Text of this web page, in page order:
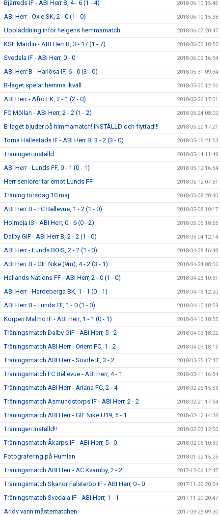
Bjärreds IF - ABI Herr B, 4 - 6 (1 - 4) 2018-06-10 15:46
ABI Herr - Oxie SK, 2 - 0 (1 - 0) 2018-06-10 15:38
Uppladdning inför helgens hemmamatch 2018-06-07 20:47
KSF Mardin - ABI Herr B, 3 - 17 (1 - 7) 2018-06-03 18:52
Svedala IF - ABI Herr, 0 - 0 2018-06-02 16:54
ABI Herr B - Harlösa IF, 6 - 0 (3 - 0) 2018-05-31 09:34
B-laget spelar hemma ikväll 2018-05-30 12:56
ABI Herr - Afro FK, 2 - 1 (2 - 0) 2018-05-26 17:01
FC Möllan - ABI Herr, 2 - 2 (1 - 2) 2018-05-24 08:00
B-laget bjuder på himmamatch! INSTÄLLD och flyttad!!! 2018-05-20 17:21
Torna Hällestads IF - ABI Herr B, 3 - 2 (3 - 0) 2018-05-15 21:53
Träningen inställd. 2018-05-14 11:49
ABI Herr - Lunds FF, 0 - 1 (0 - 1) 2018-05-12 16:54
Herr seniorer tar emot Lunds FF 2018-05-12 07:51
Träning torsdag 10 maj 2018-05-08 20:40
ABI Herr B - FC Bellevue, 1 - 2 (1 - 0) 2018-05-08 10:17
Holmeja IS - ABI Herr, 0 - 6 (0 - 2) 2018-05-05 18:55
Dalby GIF - ABI Herr B, 2 - 2 (1 - 0) 2018-05-04 12:14
ABI Herr - Lunds BOIS, 2 - 2 (1 - 0) 2018-04-28 16:48
ABI Herr B - GIF Nike (9m), 4 - 2 (3 - 1) 2018-04-24 08:06
Hallands Nations FF - ABI Herr, 2 - 0 (1 - 0) 2018-04-23 10:31
ABI Herr - Hardeberga BK, 1 - 1 (0 - 1) 2018-04-16 12:20
ABI Herr B - Lunds FF, 1 - 0 (1 - 0) 2018-04-10 18:59
Korpen Malmö IF - ABI Herr, 1 - 1 (0 - 1) 2018-04-10 18:55
Träningsmatch Dalby GIF - ABI Herr, 5 - 2 2018-04-03 18:22
Träningsmatch ABI Herr - Orient FC, 1 - 2 2018-04-03 18:15
Träningsmatch ABI Herr - Sövde IF, 3 - 2 2018-03-25 17:47
Träningsmatch FC Bellevue - ABI Herr, 4 - 1 2018-03-11 16:54
Träningsmatch ABI Herr - Ariana FC, 2 - 4 2018-02-25 15:53
Träningsmatch Asmundstorps IF - ABI Herr, 2 - 2 2018-02-21 17:54
Träningsmatch ABI Herr - GIF Nike U19, 5 - 1 2018-02-12 14:38
Träningen inställd!! 2018-02-07 12:50
Träningsmatch Åkarps IF - ABI Herr, 5 - 0 2018-02-05 10:30
Fotografering på Humlan 2018-01-22 15:25
Träningsmatch ABI Herr - AC Kvarnby, 2 - 2 2017-12-06 12:47
Träningsmatch Skanör Falsterbo IF - ABI Herr, 0 - 0 2017-11-29 20:54
Träningsmatch Svedala IF - ABI Herr, 1 - 1 2017-11-29 20:47
Arlöv vann måstematchen 2017-09-25 09:30